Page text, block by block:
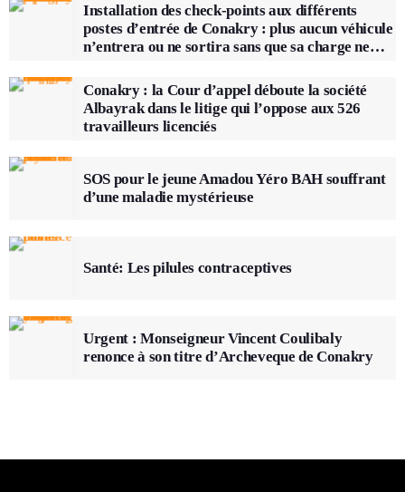
Installation des check-points aux différents
postes d’entrée de Conakry : plus aucun véhicule
n’entrera ou ne sortira sans que sa charge ne
Conakry : la Cour d’appel déboute la société
Albayrak dans le litige qui l’oppose aux 526
travailleurs licenciés
SOS pour le jeune Amadou Yéro BAH souffrant
d’une maladie mystérieuse
Santé: Les pilules contraceptives
Urgent : Monseigneur Vincent Coulibaly
renonce à son titre d’Archeveque de Conakry